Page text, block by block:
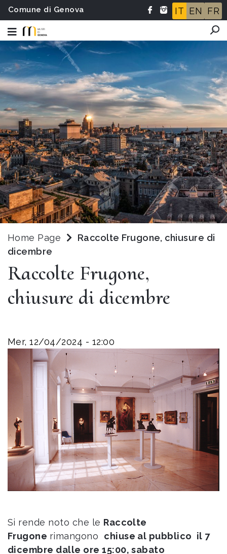
Comune di Genova IT EN FR
Home Page
Raccolte Frugone, chiusure di
dicembre
Raccolte Frugone,
chiusure di dicembre
Mer, 12/04/2024 - 12:00
Si rende noto che le Raccolte
Frugone rimangono chiuse al pubblico il 7
dicembre dalle ore 15:00, sabato